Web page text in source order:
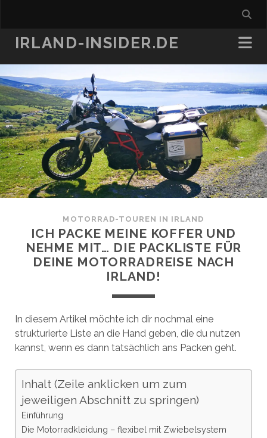
IRLAND-INSIDER.DE
MOTORRAD-TOUREN IN IRLAND
ICH PACKE MEINE KOFFER UND
NEHME MIT… DIE PACKLISTE FÜR
DEINE MOTORRADREISE NACH
IRLAND!
In diesem Artikel möchte ich dir nochmal eine
strukturierte Liste an die Hand geben, die du nutzen
kannst, wenn es dann tatsächlich ans Packen geht.
Inhalt (Zeile anklicken um zum
jeweiligen Abschnitt zu springen)
Einführung
Die Motorradkleidung – flexibel mit Zwiebelsystem